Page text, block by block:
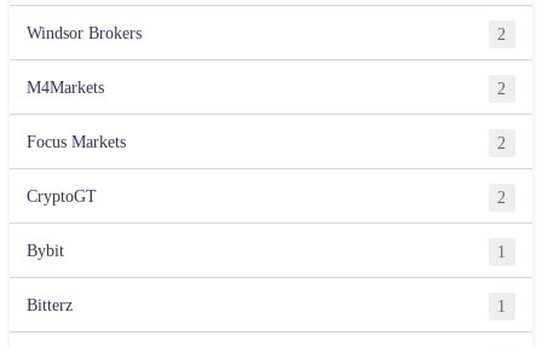
Windsor Brokers 2
M4Markets 2
Focus Markets 2
CryptoGT 2
Bybit 1
Bitterz 1